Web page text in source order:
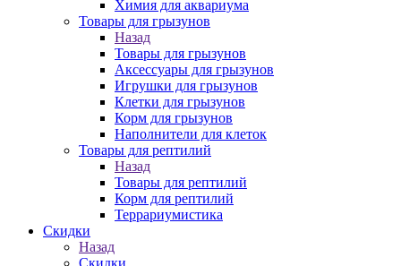
Химия для аквариума
Товары для грызунов
Назад
Товары для грызунов
Аксессуары для грызунов
Игрушки для грызунов
Клетки для грызунов
Корм для грызунов
Наполнители для клеток
Товары для рептилий
Назад
Товары для рептилий
Корм для рептилий
Террариумистика
Скидки
Назад
Скидки